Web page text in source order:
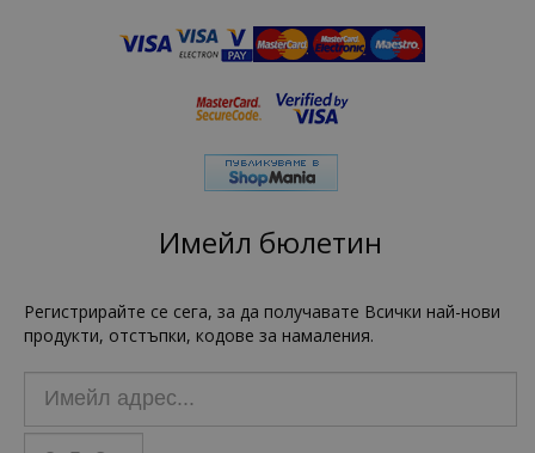
Имейл бюлетин
Регистрирайте се сега, за да получавате Всички най-нови
продукти, отстъпки, кодове за намаления.